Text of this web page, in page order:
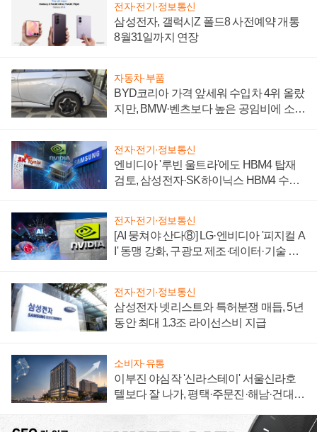
전자·전기·정보통신
삼성전자, 갤럭시Z 폴드8 사전예약 개통
8월31일까지 연장
자동차·부품
BYD코리아 가격 앞세워 수입차 4위 올랐
지만, BMW·벤츠보다 높은 공임비에 소비
전자·전기·정보통신
엔비디아 '루빈 울트라'에도 HBM4 탑재
검토, 삼성전자·SK하이닉스 HBM4 수율
전자·전기·정보통신
[AI 뭉쳐야 산다⑧] LG·엔비디아 '피지컬 A
I' 동맹 강화, 구광모 제조·데이터·기술 결
전자·전기·정보통신
삼성전자 넷리스트와 특허분쟁 매듭, 5년
동안 최대 1.3조 라이선스비 지급
소비자·유통
이부진 야심작 '신라스테이' 서울신라호
텔보다 잘 나가, 평택·주문진·해남·건대로